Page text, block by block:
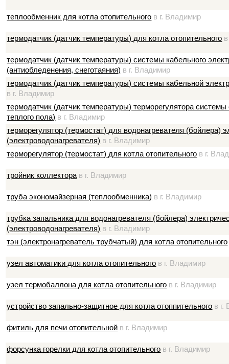
теплообменник для котла отопительного в г. Владимир
термодатчик (датчик температуры) для котла отопительного
термодатчик (датчик температуры) системы кабельного
(антиобледенения, снеготаяния) в г. Владимир
термодатчик (датчик температуры) системы кабельной
в г. Владимир
термодатчик (датчик температуры) терморегулятора
теплого пола) в г. Владимир
терморегулятор (термостат) для водонагревателя (бойлера)
(электроводонагревателя) в г. Владимир
терморегулятор (термостат) для котла отопительного в г.
тройник коллектора в г. Владимир
труба экономайзерная (теплообменника) в г. Владимир
трубка запальника для водонагревателя (бойлера)
(электроводонагревателя) в г. Владимир
тэн (электронагреватель трубчатый) для котла отопительного
узел автоматики для котла отопительного в г. Владимир
узел термобаллона для котла отопительного в г. Владимир
устройство запально-защитное для котла отоппительного в г.
фитиль для печи отопительной в г. Владимир
форсунка горелки для котла отопительного в г. Владимир